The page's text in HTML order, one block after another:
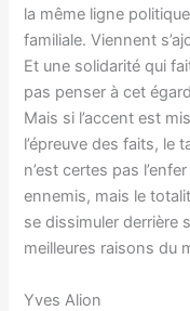
la même ligne
familiale. Viennent
Et une solidarité qui
pas penser à cet
Mais si l’accent est
l’épreuve des faits, le
n’est certes pas
ennemis, mais le
se dissimuler derrière
meilleures raisons du
Yves Alion